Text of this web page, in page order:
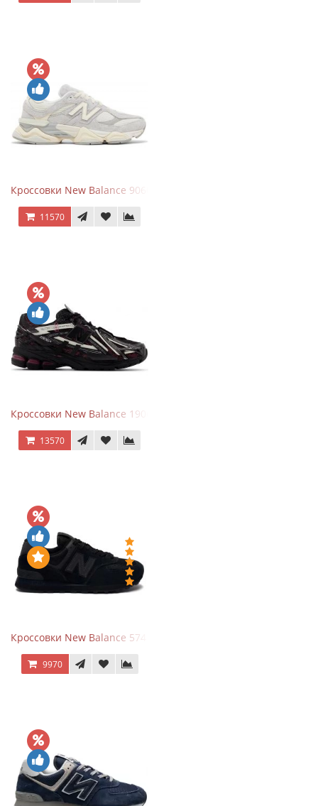
Кроссовки New Balance 9060 Quartz Grey
11570
Кроссовки New Balance 1906A Dragon Berry
13570
Кроссовки New Balance 574 All Black
9970